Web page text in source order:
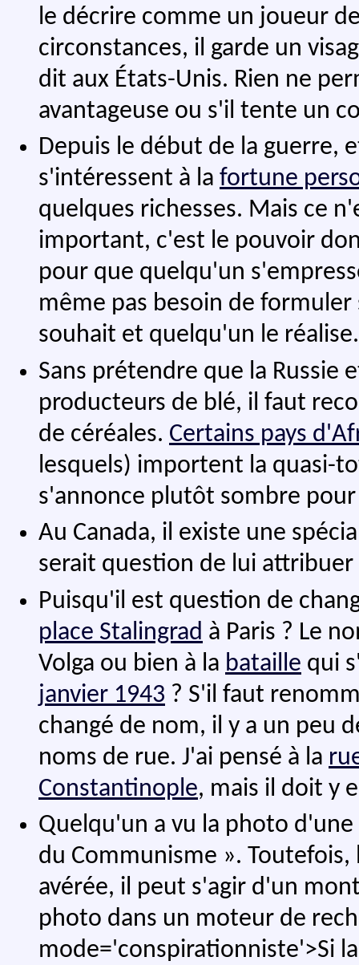
le décrire comme un joueur
circonstances, il garde un
dit aux États-Unis. Rien ne
avantageuse ou s'il tente un
Depuis le début de la guerre,
s'intéressent à la fortune
quelques richesses. Mais ce
important, c'est le pouvoir
pour que quelqu'un
même pas besoin de
souhait et quelqu'un le réalise.
Sans prétendre que la Russie
producteurs de blé, il faut
de céréales. Certains pays
lesquels) importent la quasi-
s'annonce plutôt sombre
Au Canada, il existe une
serait question de lui
Puisqu'il est question de
place Stalingrad à Paris ? Le
Volga ou bien à la bataille qui
janvier 1943 ? S'il faut
changé de nom, il y a un peu
noms de rue. J'ai pensé à la
Constantinople, mais il doit y
Quelqu'un a vu la photo
du Communisme ».
avérée, il peut s'agir d'un
photo dans un moteur de
mode='conspirationniste'>Si